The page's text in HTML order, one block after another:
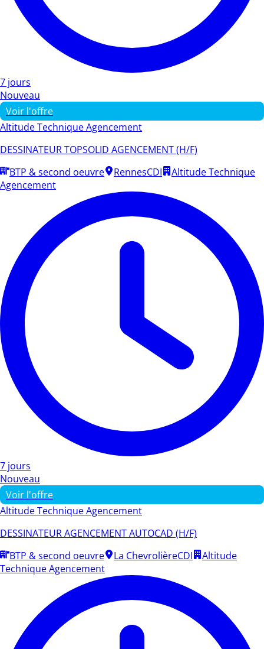
7 jours
Nouveau
Voir l'offre
Altitude Technique Agencement
DESSINATEUR TOPSOLID AGENCEMENT (H/F)
BTP & second oeuvre
RennesCDI
Altitude Technique
Agencement
7 jours
Nouveau
Voir l'offre
Altitude Technique Agencement
DESSINATEUR AGENCEMENT AUTOCAD (H/F)
BTP & second oeuvre
La ChevrolièreCDI
Altitude
Technique Agencement